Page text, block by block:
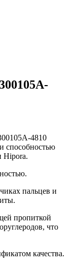
4810
способностью
Hipora.
пальцев и
пропиткой
что
качества.